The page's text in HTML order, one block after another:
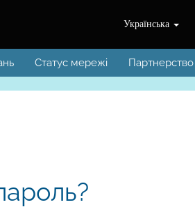
Українська
Статус мережі Партнерство